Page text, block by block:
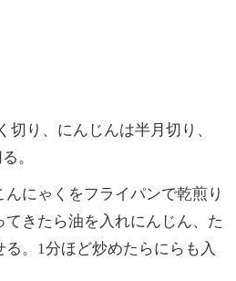
切り、にんじんは半月切り、
。
にゃくをフライパンで乾煎り
てきたら油を入れにんじん、た
る。1分ほど炒めたらにらも入